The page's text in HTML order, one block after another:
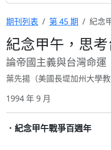
期刊列表 第 45 期 紀念
紀念甲午，思
論帝國主義與台灣命運
葉先揚（美國長堤加州大學教
1994 年 9 月
．紀念甲午戰爭百週年